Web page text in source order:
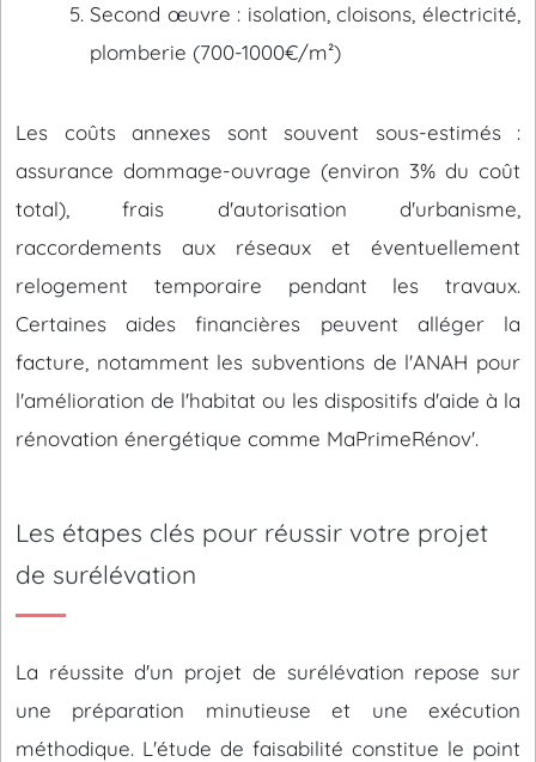
Second œuvre : isolation, cloisons, électricité,
plomberie (700-1000€/m²)
Les coûts annexes sont souvent sous-estimés :
assurance dommage-ouvrage (environ 3% du coût
total), frais d'autorisation d'urbanisme,
raccordements aux réseaux et éventuellement
relogement temporaire pendant les travaux.
Certaines aides financières peuvent alléger la
facture, notamment les subventions de l'ANAH pour
l'amélioration de l'habitat ou les dispositifs d'aide à la
rénovation énergétique comme MaPrimeRénov'.
Les étapes clés pour réussir votre projet
de surélévation
La réussite d'un projet de surélévation repose sur
une préparation minutieuse et une exécution
méthodique. L'étude de faisabilité constitue le point